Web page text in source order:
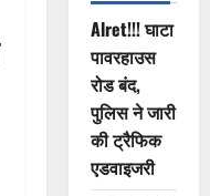
Alret!!! घाटा
पावरहाउस
रोड बंद,
पुलिस ने जारी
की ट्रैफिक
एडवाइजरी